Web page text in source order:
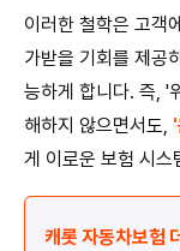
이러한 철학은 고객
가받을 기회를 제공
능하게 합니다. 즉, '
해하지 않으면서도, '
게 이로운 보험 시스
캐롯 자동차보험